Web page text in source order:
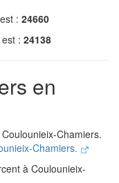
: 24660
: 24138
en
Chamiers.
Chamiers.
à Coulounieix-